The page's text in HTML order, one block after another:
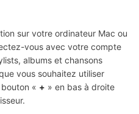
sur votre ordinateur Mac ou
vous avec votre compte
albums et chansons
vous souhaitez utiliser
« + » en bas à droite